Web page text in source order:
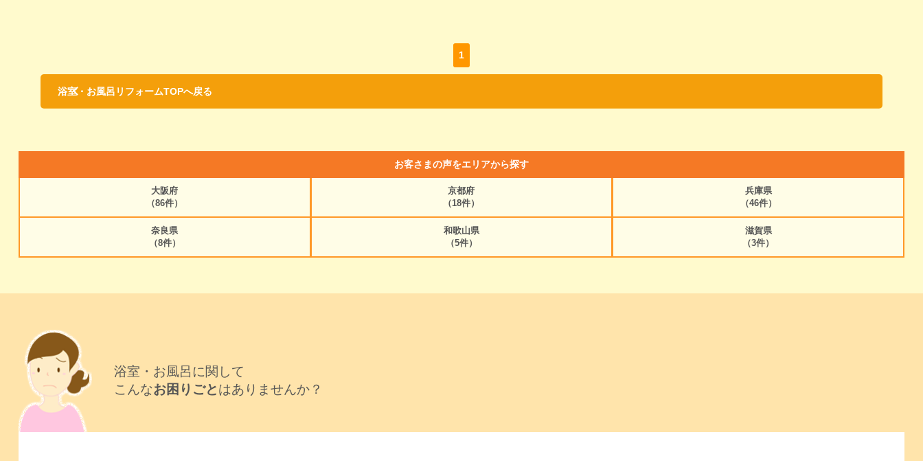
1
浴室・お風呂リフォームTOPへ戻る
お客さまの声をエリアから探す
大阪府
（86件）
京都府
（18件）
兵庫県
（46件）
奈良県
（8件）
和歌山県
（5件）
滋賀県
（3件）
浴室・お風呂に関して
こんなお困りごとはありませんか？